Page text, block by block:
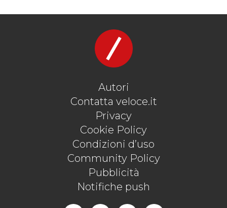
Autori
Contatta veloce.it
Privacy
Cookie Policy
Condizioni d’uso
Community Policy
Pubblicità
Notifiche push